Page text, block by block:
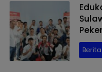
Berita